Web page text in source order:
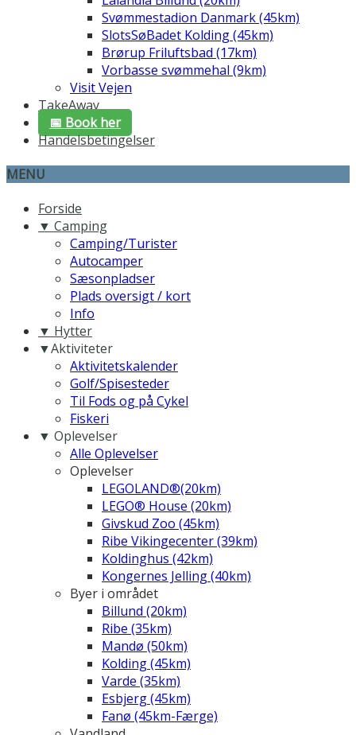
Svømmestadion Danmark (45km)
SlotsSøBadet Kolding (45km)
Brørup Friluftsbad (17km)
Vorbasse svømmehal (9km)
Visit Vejen
TakeAway
📅 Book her
Handelsbetingelser
MENU
Forside
▼ Camping
Camping/Turister
Autocamper
Sæsonpladser
Plads oversigt / kort
Info
▼ Hytter
▼Aktiviteter
Aktivitetskalender
Golf/Spisesteder
Til Fods og på Cykel
Fiskeri
▼ Oplevelser
Alle Oplevelser
Oplevelser
LEGOLAND®(20km)
LEGO® House (20km)
Givskud Zoo (45km)
Ribe Vikingecenter (39km)
Koldinghus (42km)
Kongernes Jelling (40km)
Byer i området
Billund (20km)
Ribe (35km)
Mandø (50km)
Kolding (45km)
Varde (35km)
Esbjerg (45km)
Fanø (45km-Færge)